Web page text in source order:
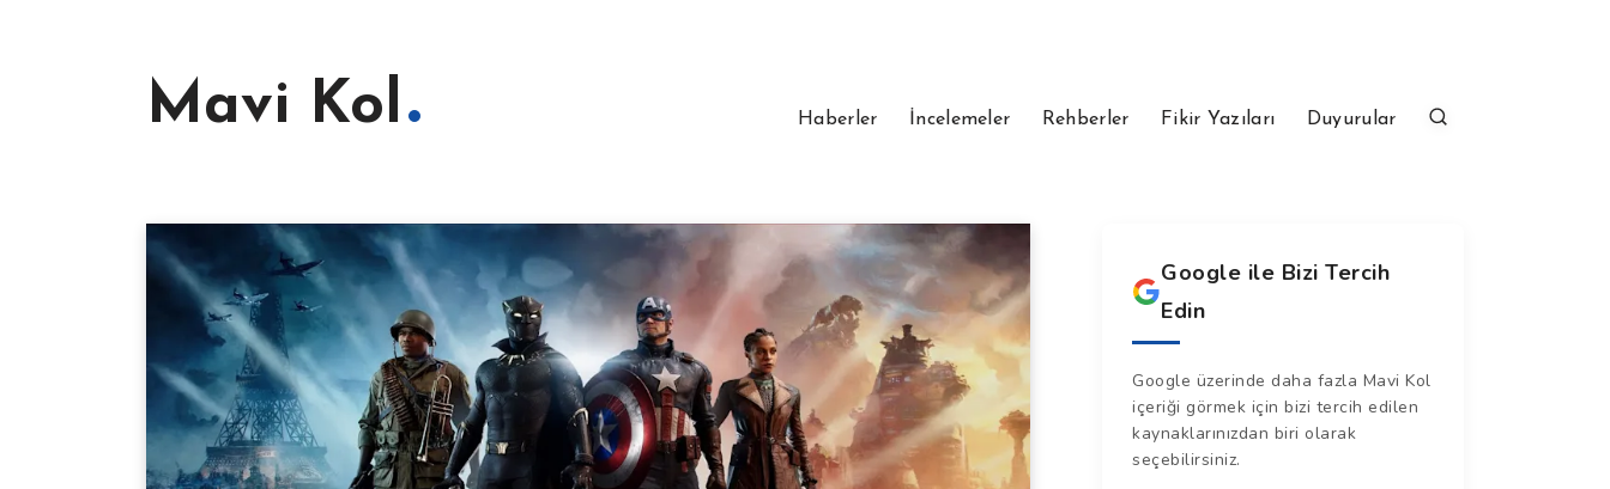
Mavi Kol Haberler İncelemeler Rehberler Fikir Yazıları Duyurular
Google ile Bizi Tercih
Edin
Google üzerinde daha fazla Mavi Kol
içeriği görmek için bizi tercih edilen
kaynaklarınızdan biri olarak
seçebilirsiniz.